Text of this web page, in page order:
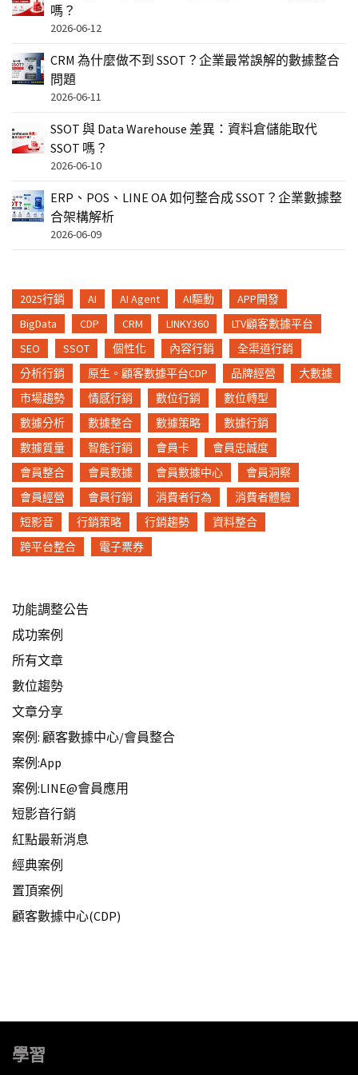
嗎？
2026-06-12
CRM 為什麼做不到 SSOT？企業最常誤解的數據整合
問題
2026-06-11
SSOT 與 Data Warehouse 差異：資料倉儲能取代
SSOT 嗎？
2026-06-10
ERP、POS、LINE OA 如何整合成 SSOT？企業數據整
合架構解析
2026-06-09
2025行銷 AI AI Agent AI驅動
APP開發
BigData
CDP CRM LINKY360
LTV顧客數據平台
SEO
SSOT 個性化 內容行銷
全渠道行銷
分析行銷
原生。顧客數據平台CDP 品牌經營
大數據
市場趨勢
情感行銷 數位行銷
數位轉型
數據分析
數據整合 數據策略
數據行銷
數據質量
智能行銷 會員卡
會員忠誠度
會員整合
會員數據 會員數據中心
會員洞察
會員經營
會員行銷 消費者行為
消費者體驗
短影音
行銷策略 行銷趨勢
資料整合
跨平台整合
電子票券
功能調整公告
成功案例
所有文章
數位趨勢
文章分享
案例: 顧客數據中心/會員整合
案例:App
案例:LINE@會員應用
短影音行銷
紅點最新消息
經典案例
置頂案例
顧客數據中心(CDP)
學習